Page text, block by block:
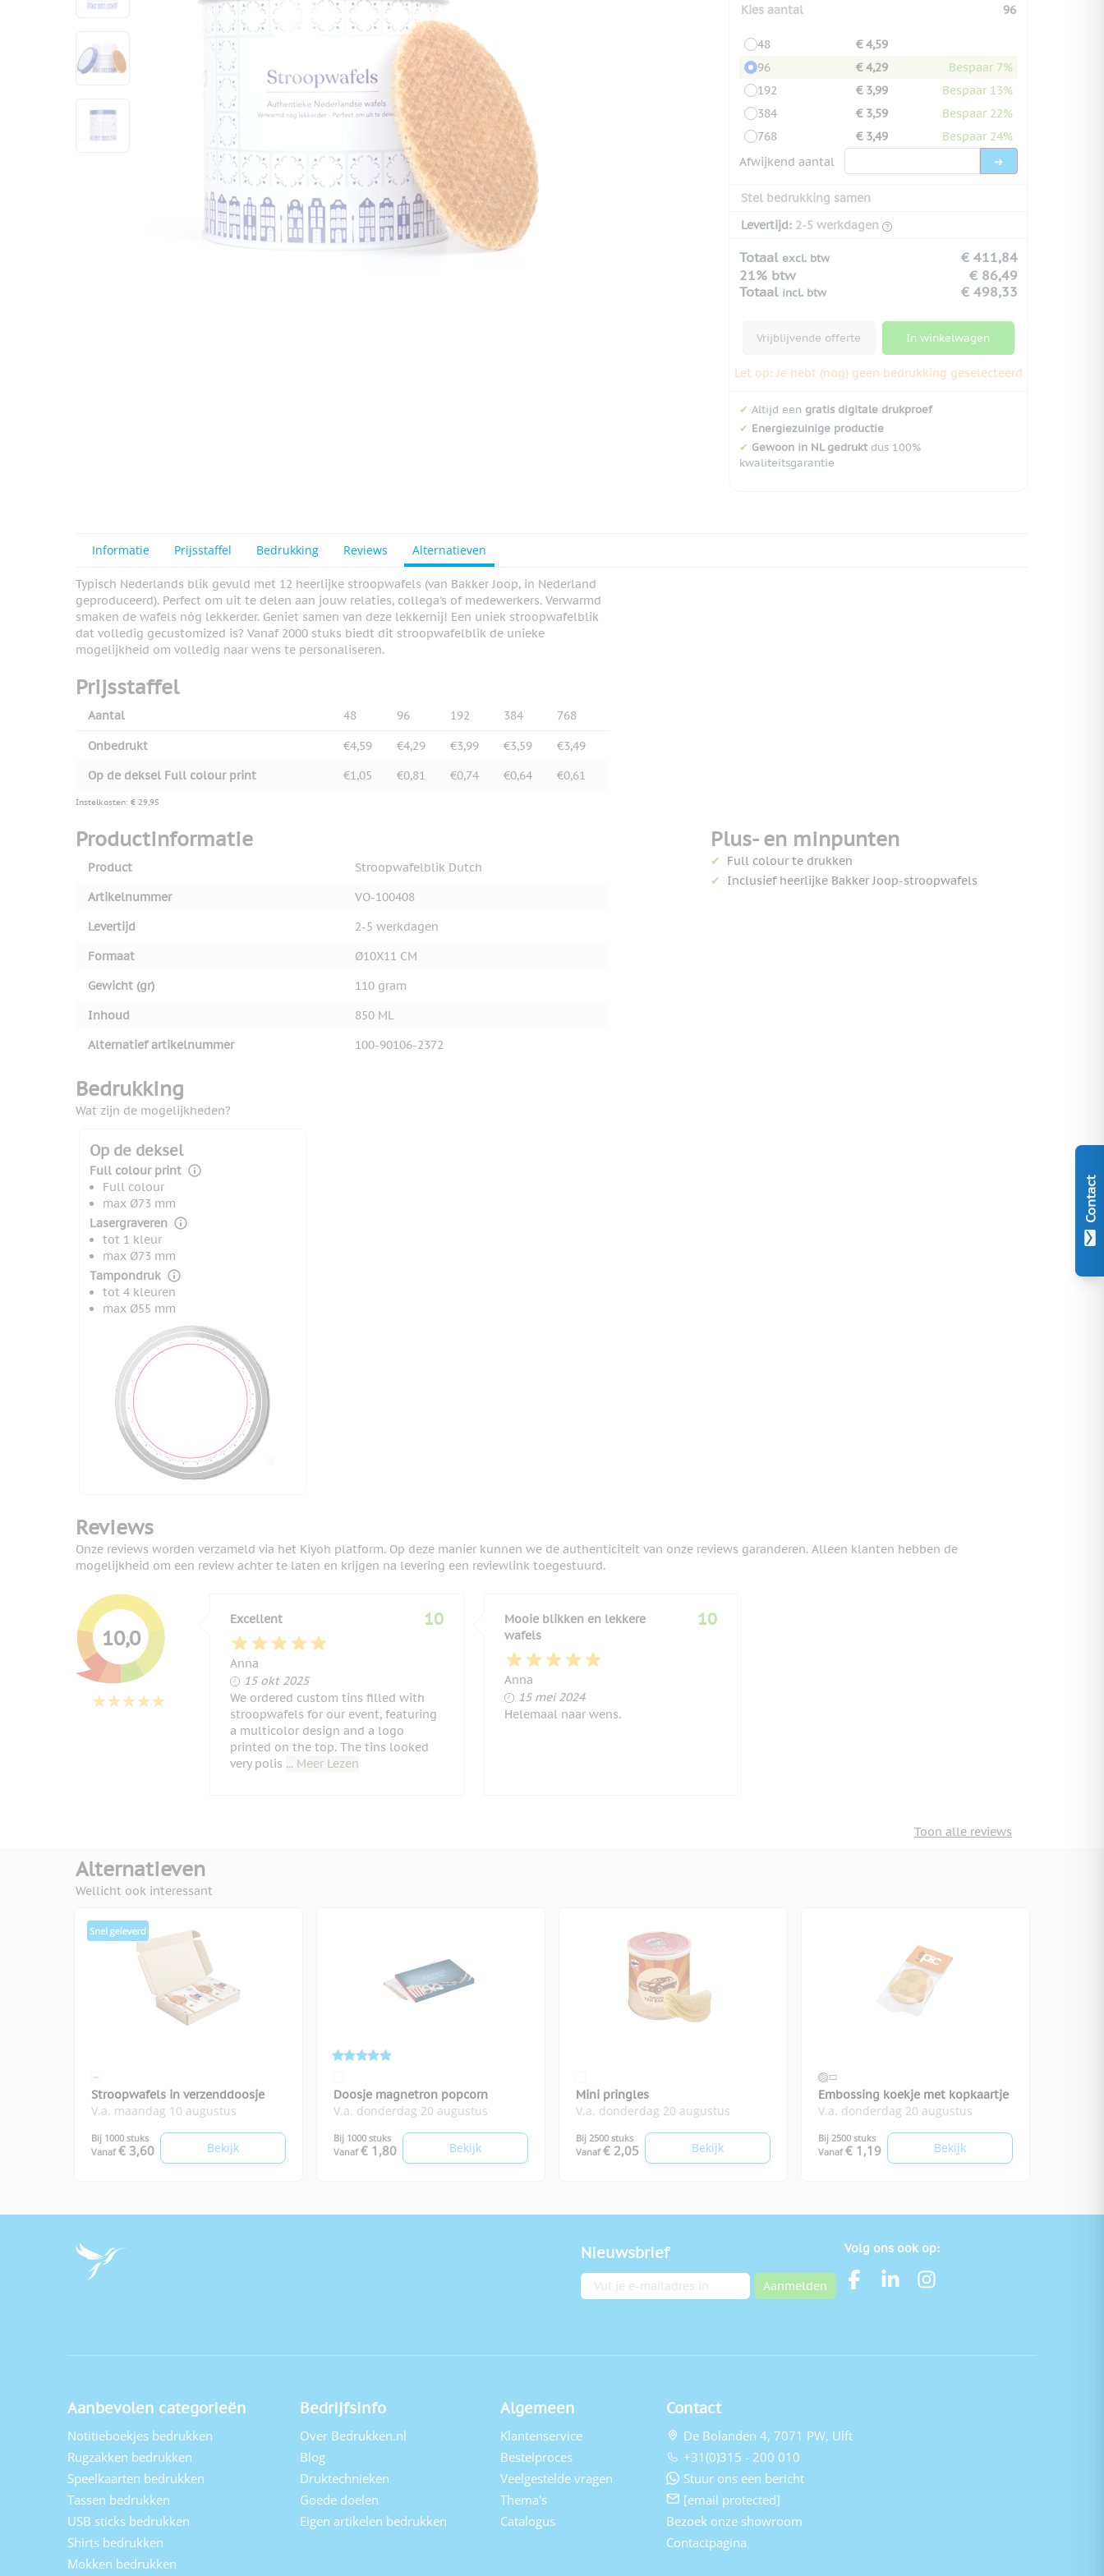
Contact
View larger image
View larger image
Kies aantal 96
48
€ 4,59
96
€ 4,29
Bespaar 7%
192
€ 3,99
Bespaar 13%
384
€ 3,59
Bespaar 22%
768
€ 3,49
Bespaar 24%
Afwijkend aantal
Stel bedrukking samen
Levertijd: 2-5 werkdagen
Totaal excl. btw
€ 411,84
21% btw
€ 86,49
Totaal incl. btw € 498,33
Vrijblijvende offerte In winkelwagen
Let op: Je hebt (nog) geen bedrukking geselecteerd
✔ Altijd een gratis digitale drukproef
✔ Energiezuinige productie
✔ Gewoon in NL gedruktdus 100%
kwaliteitsgarantie
Informatie Prijsstaffel Bedrukking Reviews Alternatieven
Typisch Nederlands blik gevuld met 12 heerlijke stroopwafels (van Bakker Joop, in Nederland
geproduceerd). Perfect om uit te delen aan jouw relaties, collega's of medewerkers. Verwarmd
smaken de wafels nóg lekkerder. Geniet samen van deze lekkernij! Een uniek stroopwafelblik
dat volledig gecustomized is? Vanaf 2000 stuks biedt dit stroopwafelblik de unieke
mogelijkheid om volledig naar wens te personaliseren.
Prijsstaffel
Aantal 48 96 192 384 768
Onbedrukt €4,59 €4,29 €3,99 €3,59
€3,49
Op de deksel Full colour print
€1,05 €0,81 €0,74 €0,64 €0,61
Instelkosten: € 29,95
Productinformatie
Product
Stroopwafelblik Dutch
Artikelnummer
VO-100408
Levertijd
2-5 werkdagen
Formaat
Ø10X11 CM
Gewicht (gr)
110 gram
Inhoud
850 ML
Alternatief artikelnummer
100-90106-2372
Plus- en minpunten
Full colour te drukken
Inclusief heerlijke Bakker Joop-stroopwafels
Bedrukking
Wat zijn de mogelijkheden?
Op de deksel
Full colour print
Full colour
max Ø73 mm
Lasergraveren
tot 1 kleur
max Ø73 mm
Tampondruk
tot 4 kleuren
max Ø55 mm
Reviews
Onze reviews worden verzameld via het Kiyoh platform. Op deze manier kunnen we de authenticiteit van onze reviews garanderen. Alleen klanten hebben de
mogelijkheid om een review achter te laten en krijgen na levering een reviewlink toegestuurd.
10,0
Excellent
Anna
15 oktober 2025
15 okt 2025
10
We ordered custom tins filled with
stroopwafels for our event, featuring
a multicolor design and a logo
printed on the top. The tins looked
very polis ... Meer Lezen
Mooie blikken en lekkere
wafels
Anna
15 mei 2024
15 mei 2024
10
Helemaal naar wens.
Toon alle reviews
Alternatieven
Wellicht ook interessant
Stroopwafels in verzenddoosje
V.a. maandag 10 augustus
Bij 1000 stuks
Vanaf € 3,60 Bekijk
Doosje magnetron popcorn
V.a. donderdag 20 augustus
Bij 1000 stuks
Vanaf € 1,80 Bekijk
Mini pringles
V.a. donderdag 20 augustus
Bij 2500 stuks
Vanaf € 2,05 Bekijk
Embossing koekje met kopkaartje
V.a. donderdag 20 augustus
Bij 2500 stuks
Vanaf € 1,19 Bekijk
Nieuwsbrief
E-mailadres Aanmelden
Volg ons ook op:
Aanbevolen categorieën
Notitieboekjes bedrukken
Rugzakken bedrukken
Speelkaarten bedrukken
Tassen bedrukken
USB sticks bedrukken
Shirts bedrukken
Mokken bedrukken
Bedrijfsinfo
Over Bedrukken.nl
Blog
Druktechnieken
Goede doelen
Eigen artikelen bedrukken
Algemeen
Klantenservice
Bestelproces
Veelgestelde vragen
Thema's
Catalogus
Contact
De Bolanden 4, 7071 PW, Ulft
+31(0)315 - 200 010
Stuur ons een bericht
[email protected]
Bezoek onze showroom
Contactpagina